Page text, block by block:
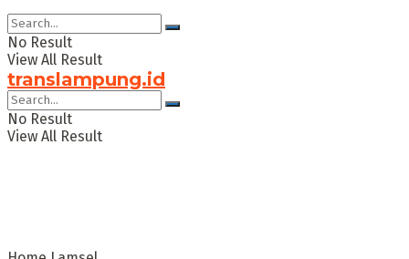
No Result
View All Result
translampung.id
No Result
View All Result